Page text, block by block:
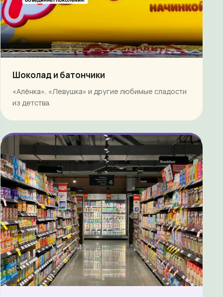
Шоколад и батончики
«Алёнка», «Левушка» и другие любимые сладости
из детства.